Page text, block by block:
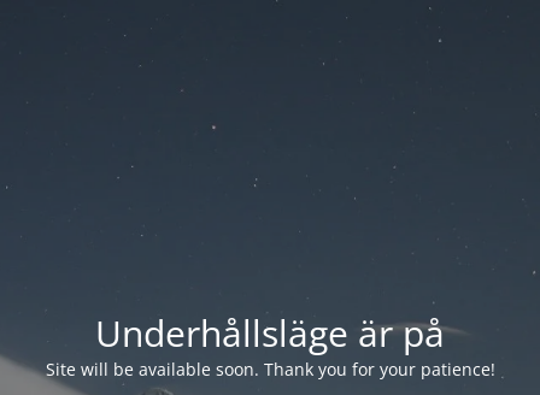
Underhållsläge är på
Site will be available soon. Thank you for your patience!